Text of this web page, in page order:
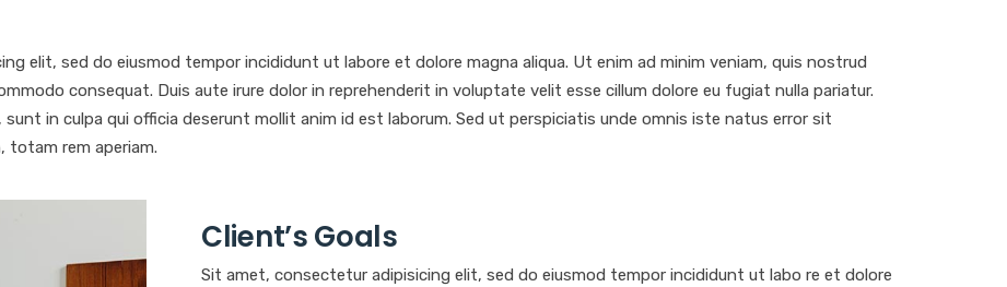
elit, sed do eiusmod tempor incididunt ut labore et dolore magna aliqua. Ut enim ad minim veniam, quis nostrud
consequat. Duis aute irure dolor in reprehenderit in voluptate velit esse cillum dolore eu fugiat nulla pariatur.
in culpa qui officia deserunt mollit anim id est laborum. Sed ut perspiciatis unde omnis iste natus error sit
totam rem aperiam.
Client’s Goals
Sit amet, consectetur adipisicing elit, sed do eiusmod tempor incididunt ut labo re et dolore